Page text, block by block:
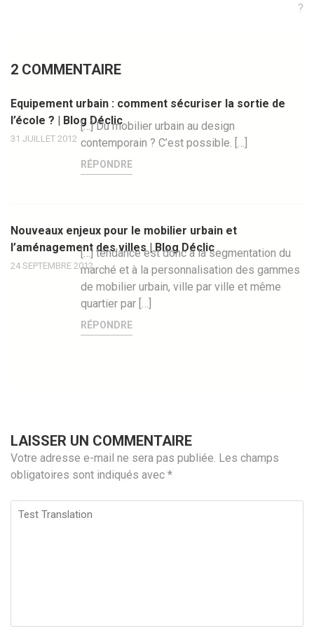
?
2 COMMENTAIRE
Equipement urbain : comment sécuriser la sortie de
l’école ? | Blog Déclic
31 JUILLET 2012
[…] Du mobilier urbain au design
contemporain ? C’est possible. […]
RÉPONDRE
Nouveaux enjeux pour le mobilier urbain et
l’aménagement des villes | Blog Déclic
24 SEPTEMBRE 2012
[…] tendance est donc à la segmentation du
marché et à la personnalisation des gammes
de mobilier urbain, ville par ville et même
quartier par […]
RÉPONDRE
LAISSER UN COMMENTAIRE
Votre adresse e-mail ne sera pas publiée. Les champs
obligatoires sont indiqués avec *
Test